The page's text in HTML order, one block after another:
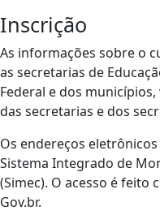
Inscrição
As informações sobre o
as secretarias de
Federal e dos
das secretarias e dos
Os endereços
Sistema Integrado de
(Simec). O acesso é
Gov.br.